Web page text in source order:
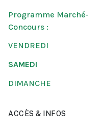
Programme Marché-
Concours :
VENDREDI
SAMEDI
DIMANCHE
ACCÈS & INFOS